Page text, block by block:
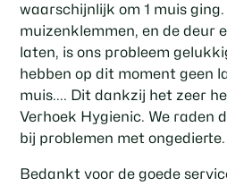
waarschijnlijk om 1 muis
muizenklemmen, en de deur
laten, is ons probleem
hebben op dit moment geen
muis.... Dit dankzij het zeer
Verhoek Hygienic. We raden
bij problemen met ongedierte.
Bedankt voor de goede